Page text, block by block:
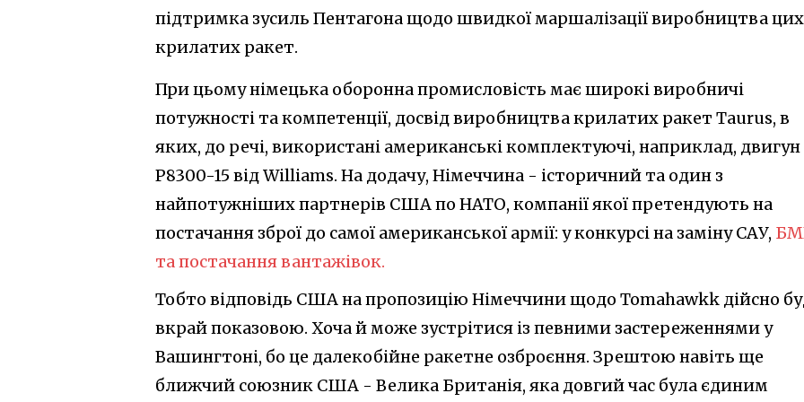
підтримка зусиль Пентагона щодо швидкої маршалізації виробництва цих
крилатих ракет.
При цьому німецька оборонна промисловість має широкі виробничі
потужності та компетенції, досвід виробництва крилатих ракет Taurus, в
яких, до речі, використані американські комплектуючі, наприклад, двигун
P8300-15 від Williams. На додачу, Німеччина - історичний та один з
найпотужніших партнерів США по НАТО, компанії якої претендують на
постачання зброї до самої американської армії: у конкурсі на заміну САУ,
та постачання вантажівок.
Тобто відповідь США на пропозицію Німеччини щодо Tomahawkk дійсно
вкрай показовою. Хоча й може зустрітися із певними застереженнями у
Вашингтоні, бо це далекобійне ракетне озброєння. Зрештою навіть ще
ближчий союзник США - Велика Британія, яка довгий час була єдиним